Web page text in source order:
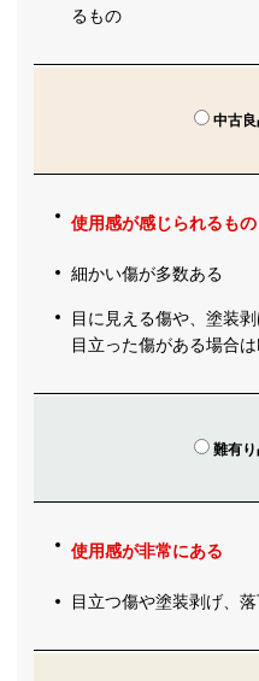
るもの
中古良
使用感が感じられるもの
細かい傷が多数ある
目に見える傷や、塗装
目立った傷がある場合は
難有り
使用感が非常にある
目立つ傷や塗装剥げ、